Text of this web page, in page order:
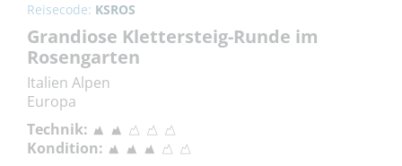
Reisecode: KSROS
Grandiose Klettersteig-Runde im
Rosengarten
Italien Alpen
Europa
Technik:
Kondition: